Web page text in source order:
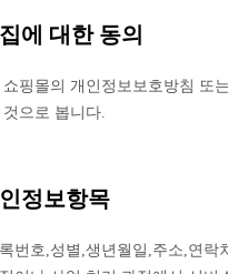
에 대한 동의
핑몰의 개인정보보호방침 또
으로 봅니다.
정보항목
번호,성별,생년월일,주소,연